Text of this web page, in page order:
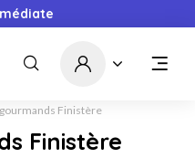
Finistère
Finistère